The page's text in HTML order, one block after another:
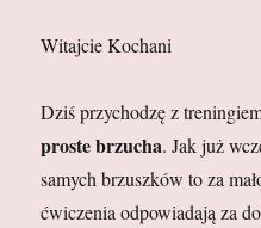
Witajcie Kochani
Dziś przychodzę z
proste brzucha. Jak już
samych brzuszków to za
ćwiczenia odpowiadają za